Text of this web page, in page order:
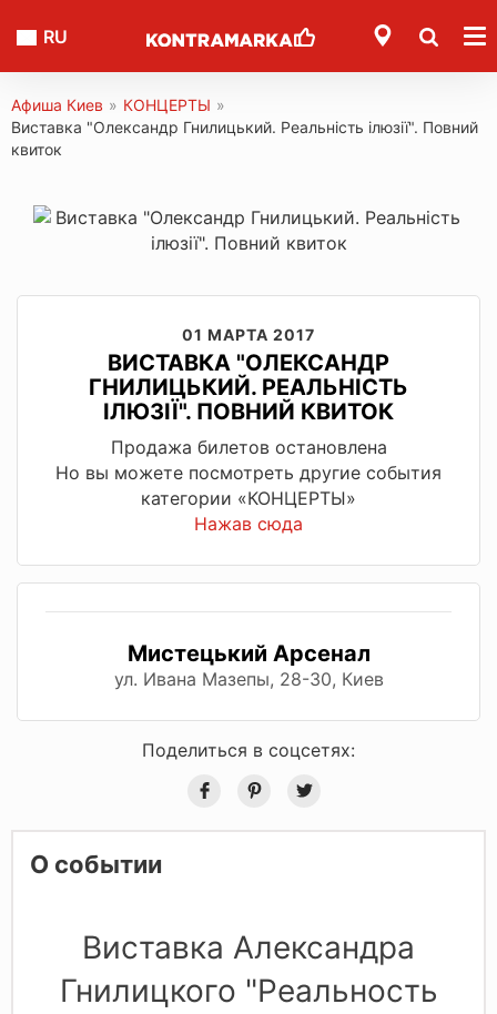
RU
Афиша Киев » КОНЦЕРТЫ »
Виставка "Олександр Гнилицький. Реальність ілюзії". Повний
квиток
01 МАРТА 2017
ВИСТАВКА "ОЛЕКСАНДР
ГНИЛИЦЬКИЙ. РЕАЛЬНІСТЬ
ІЛЮЗІЇ". ПОВНИЙ КВИТОК
Продажа билетов остановлена
Но вы можете посмотреть другие события
категории «КОНЦЕРТЫ»
Нажав сюда
Мистецький Арсенал
ул. Ивана Мазепы, 28-30, Киев
Поделиться в соцсетях:
О событии
Виставка Александра
Гнилицкого "Реальность